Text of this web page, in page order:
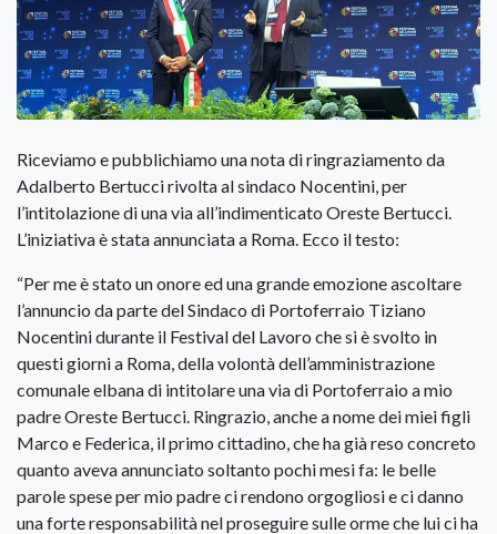
Riceviamo e pubblichiamo una nota di ringraziamento da
Adalberto Bertucci rivolta al sindaco Nocentini, per
l’intitolazione di una via all’indimenticato Oreste Bertucci.
L’iniziativa è stata annunciata a Roma. Ecco il testo:
“Per me è stato un onore ed una grande emozione ascoltare
l’annuncio da parte del Sindaco di Portoferraio Tiziano
Nocentini durante il Festival del Lavoro che si è svolto in
questi giorni a Roma, della volontà dell’amministrazione
comunale elbana di intitolare una via di Portoferraio a mio
padre Oreste Bertucci. Ringrazio, anche a nome dei miei figli
Marco e Federica, il primo cittadino, che ha già reso concreto
quanto aveva annunciato soltanto pochi mesi fa: le belle
parole spese per mio padre ci rendono orgogliosi e ci danno
una forte responsabilità nel proseguire sulle orme che lui ci ha